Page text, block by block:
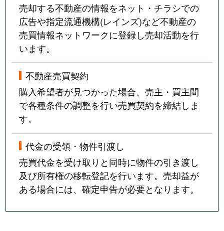
売却する不動産の情報をネット・チラシでの
広告や指定流通機構(レインズ)など不動産の
売買情報ネットワークに登録し売却活動を行
います。
不動産売買契約
購入希望者が見つかった場合、売主・買主間
で各種条件の調整を行い売買契約を締結しま
す。
代金の受領・物件引渡し
売買代金を受け取りと同時に物件の引き渡し
及び所有権の移転登記を行います。売却益が
ある場合には、確定申告が必要となります。